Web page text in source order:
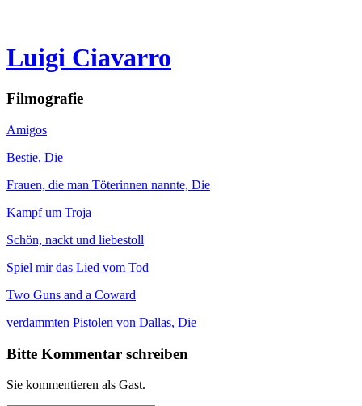
Luigi Ciavarro
Filmografie
Amigos
Bestie, Die
Frauen, die man Töterinnen nannte, Die
Kampf um Troja
Schön, nackt und liebestoll
Spiel mir das Lied vom Tod
Two Guns and a Coward
verdammten Pistolen von Dallas, Die
Bitte Kommentar schreiben
Sie kommentieren als Gast.